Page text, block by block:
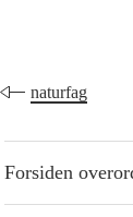
naturfag
Forsiden